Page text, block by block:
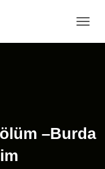
–Burda